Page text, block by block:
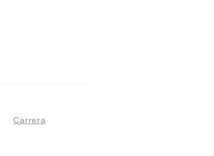
Carrera